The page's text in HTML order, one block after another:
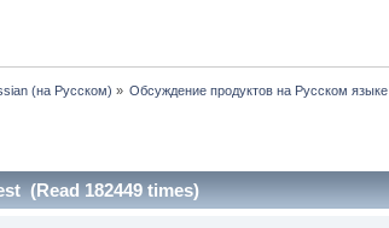
(на Русском) » Обсуждение продуктов на Русском языке
(Read 182449 times)